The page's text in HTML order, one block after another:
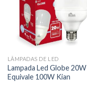
LÂMPADAS DE LED
Lampada Led Globe 20W
Equivale 100W Kian